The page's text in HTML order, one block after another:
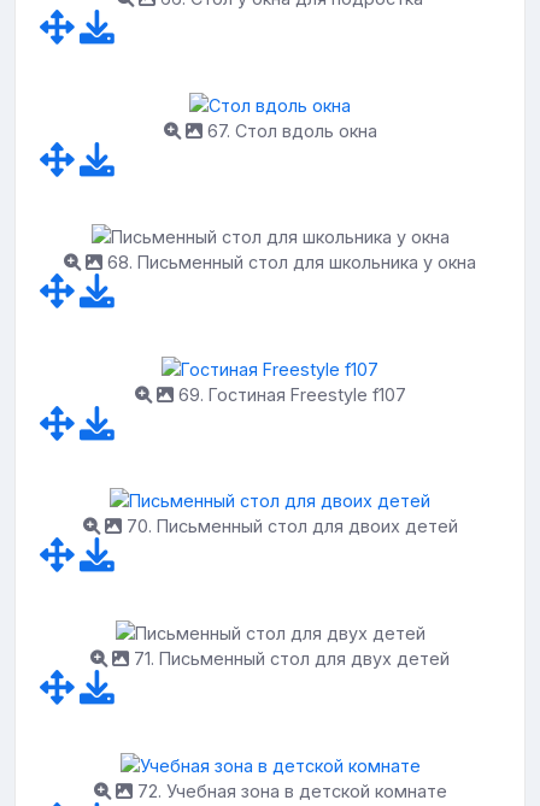
67. Стол вдоль окна
68. Письменный стол для школьника у окна
69. Гостиная Freestyle f107
70. Письменный стол для двоих детей
71. Письменный стол для двух детей
72. Учебная зона в детской комнате